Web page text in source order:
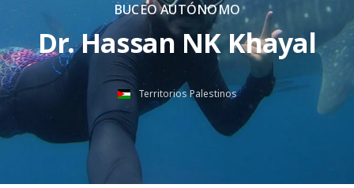
BUCEO AUTÓNOMO
Dr. Hassan NK Khayal
Territorios Palestinos